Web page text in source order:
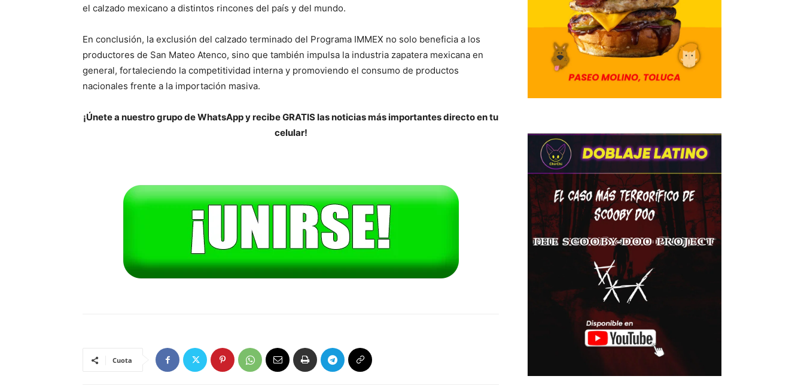
el calzado mexicano a distintos rincones del país y del mundo.
En conclusión, la exclusión del calzado terminado del Programa IMMEX no solo beneficia a los
productores de San Mateo Atenco, sino que también impulsa la industria zapatera mexicana en
general, fortaleciendo la competitividad interna y promoviendo el consumo de productos
nacionales frente a la importación masiva.
¡Únete a nuestro grupo de WhatsApp y recibe GRATIS las noticias más importantes directo en tu
celular!
Cuota